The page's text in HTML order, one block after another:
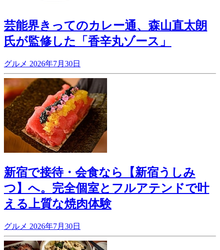
芸能界きってのカレー通、森山直太朗
氏が監修した「香辛丸ゾース」
グルメ 2026年7月30日
新宿で接待・会食なら【新宿うしみ
つ】へ。完全個室とフルアテンドで叶
える上質な焼肉体験
グルメ 2026年7月30日